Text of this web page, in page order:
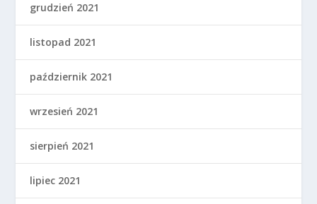
grudzień 2021
listopad 2021
październik 2021
wrzesień 2021
sierpień 2021
lipiec 2021